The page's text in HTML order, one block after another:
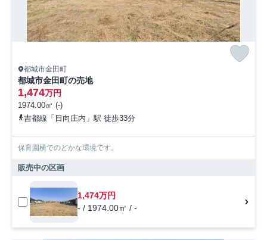
都城市金田町
都城市金田町の売地
1,474万円
1974.00㎡ (-)
吉都線「日向庄内」駅 徒歩33分
保育園横でのどかな環境です。
販売中の区画
1,474万円
- / 1974.00㎡ / -